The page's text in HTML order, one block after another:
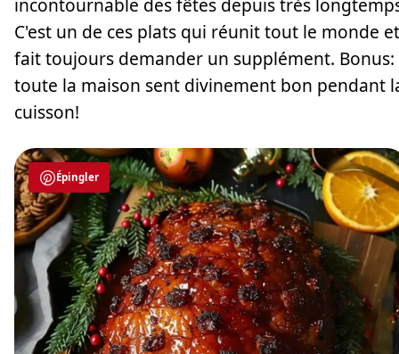
C'est un de ces plats qui réunit tout le monde et
fait toujours demander un supplément. Bonus:
toute la maison sent divinement bon pendant
cuisson!
Épingler